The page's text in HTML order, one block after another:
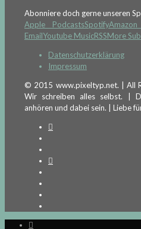
Abonniere doch gerne unseren
Apple PodcastsSpotify
EmailYoutube MusicRSSMore
Datenschutzerklärung
Impressum
© 2015 www.pixeltyp.net. | All
Wir schreiben alles selbst. |
anhören und dabei sein. | Liebe